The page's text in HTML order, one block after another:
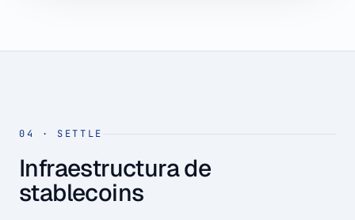
04 · SETTLE
Infraestructura de
stablecoins